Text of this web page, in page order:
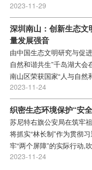
安全防线。...
2023-11-29
深圳南山：创新生态文
量发展强音
由中国生态文明研究与促
自然和谐共生”千岛湖大
南山区荣获国家“人与自然
实践基地”称号。...
2023-11-24
织密生态环境保护“安
苏尼特右旗公安局在筑牢
将抓实“林长制”作为贯彻
牢“两个屏障”的实际行动,
2023-11-24